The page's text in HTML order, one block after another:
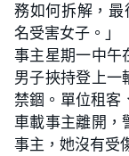
務如何拆解，
名受害女子。」
事主星期一中午
男子挾持登上一
禁錮。單位租客
車載事主離開，
事主，她沒有受